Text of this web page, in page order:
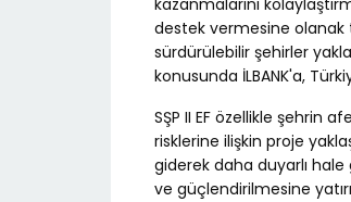
kazanmalarını
destek vermesine olanak
sürdürülebilir şehirler
konusunda İLBANK'a,
SŞP II EF özellikle şehrin
risklerine ilişkin proje
giderek daha duyarlı
ve güçlendirilmesine